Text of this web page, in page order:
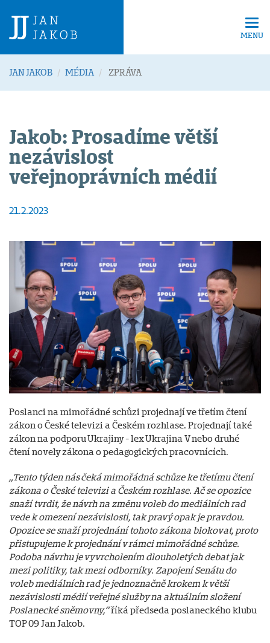
MENU
JAN JAKOB MÉDIA ZPRÁVA
Jakob: Prosadíme větší
nezávislost
veřejnoprávních médií
21.2.2023
Poslanci na mimořádné schůzi projednají ve třetím čtení
zákon o České televizi a Českém rozhlase. Projednají také
zákon na podporu Ukrajiny - lex Ukrajina V nebo druhé
čtení novely zákona o pedagogických pracovnících.
„Tento týden nás čeká mimořádná schůze ke třetímu čtení
zákona o České televizi a Českém rozhlase. Ač se opozice
snaží tvrdit, že návrh na změnu voleb do mediálních rad
vede k omezení nezávislosti, tak pravý opak je pravdou.
Opozice se snaží projednání tohoto zákona blokovat, proto
přistupujeme k projednání v rámci mimořádné schůze.
Podoba návrhu je vyvrcholením dlouholetých debat jak
mezi politiky, tak mezi odborníky. Zapojení Senátu do
voleb mediálních rad je jednoznačně krokem k větší
nezávislosti médií veřejné služby na aktuálním složení
Poslanecké sněmovny,“říká předseda poslaneckého klubu
TOP 09 Jan Jakob.